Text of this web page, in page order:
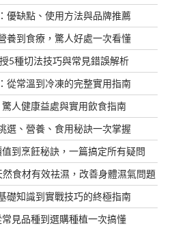
優缺點、使用方法與品牌推薦
養到食療，驚人好處一次看懂
5種切法技巧與常見錯誤解析
從常溫到冷凍的完整實用指南
人健康益處與實用飲食指南
選、營養、食用秘訣一次掌握
到烹飪秘訣，一篇搞定所有疑問
食材有效祛濕，改善身體濕氣問題
礎知識到實戰技巧的終極指南
見品種到選購種植一次搞懂